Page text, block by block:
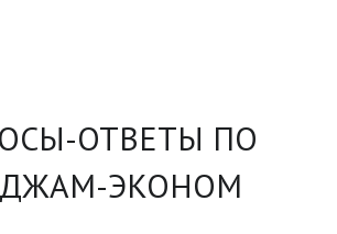
ОТВЕТЫ ПО
ЭКОНОМ